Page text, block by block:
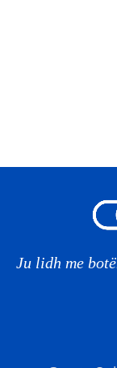
Ju lidh me